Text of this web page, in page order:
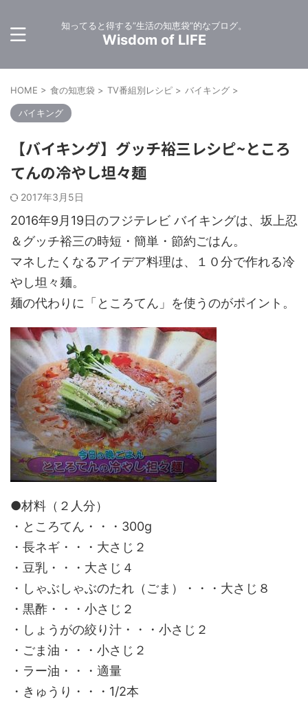
知ってると得する”生活の知恵袋”的なブログ。
Wisdom of LIFE
HOME > 食の知恵袋 > TV番組別レシピ > バイキング >
バイキング
【バイキング】グッチ裕三レシピ~ところ
てんの冷やし坦々麺
2017年3月5日
2016年9月19日のフジテレビ バイキングは、坂上忍
＆グッチ裕三の時短・簡単・節約ごはん。
マネしたくなるアイデア料理は、１０分で作れる冷
やし坦々麺。
麺の代わりに「ところてん」を使うのがポイント。
●材料（２人分）
・ところてん・・・300g
・長ネギ・・・大さじ２
・豆乳・・・大さじ４
・しゃぶしゃぶのたれ（ごま）・・・大さじ８
・黒酢・・・小さじ２
・しょうがの絞り汁・・・小さじ２
・ごま油・・・小さじ２
・ラー油・・・適量
・きゅうり・・・1/2本